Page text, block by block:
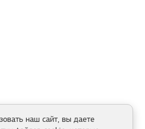
наш сайт, вы даете